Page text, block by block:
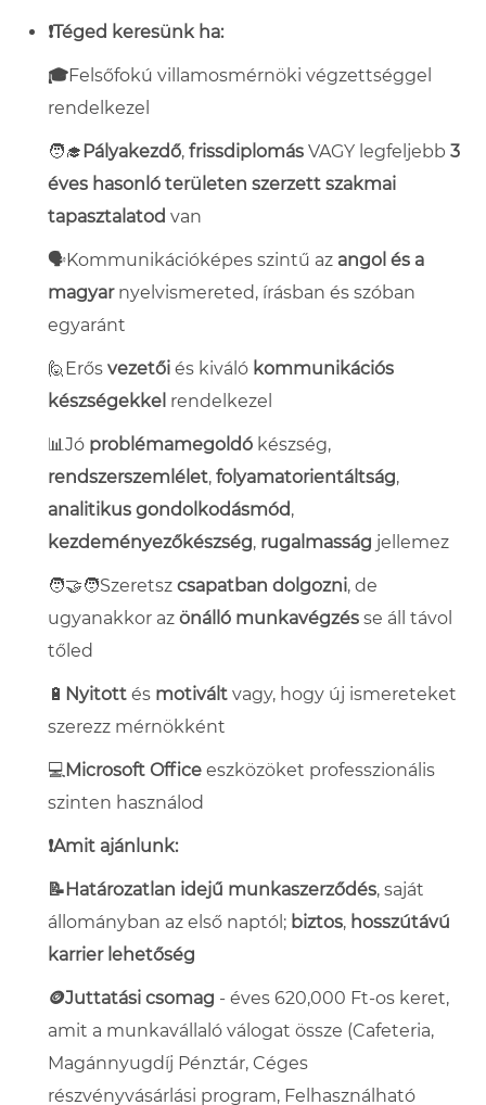
❗Téged keresünk ha:
🎓Felsőfokú villamosmérnöki végzettséggel
rendelkezel
🧑‍🎓 Pályakezdő, frissdiplomás VAGY legfeljebb 3
éves hasonló területen szerzett szakmai
tapasztalatod van
🗣️Kommunikációképes szintű az angol és a
magyarnyelvismereted, írásban és szóban
egyaránt
🙋Erős vezetői és kiváló kommunikációs
készségekkel rendelkezel
📊Jó problémamegoldó készség,
rendszerszemlélet, folyamatorientáltság,
analitikus gondolkodásmód,
kezdeményezőkészség, rugalmasság jellemez
🧑‍🤝‍🧑Szeretsz csapatban dolgozni, de
ugyanakkor az önálló munkavégzés se áll távol
tőled
🔋 Nyitott és motivált vagy, hogy új ismereteket
szerezz mérnökként
💻Microsoft Office eszközöket professzionális
szinten használod
❗Amit ajánlunk:
📝Határozatlan idejű munkaszerződés, saját
állományban az első naptól; biztos, hosszútávú
karrier lehetőség
🪙Juttatási csomag - éves 620,000 Ft-os keret,
amit a munkavállaló válogat össze (Cafeteria,
Magánnyugdíj Pénztár, Céges
részvényvásárlási program, Felhasználható